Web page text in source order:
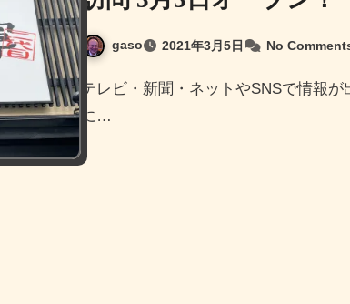
gaso 2021年3月5日 No
テレビ・新聞・ネットやSNSで情報が出ておりましたが、昨年
に…